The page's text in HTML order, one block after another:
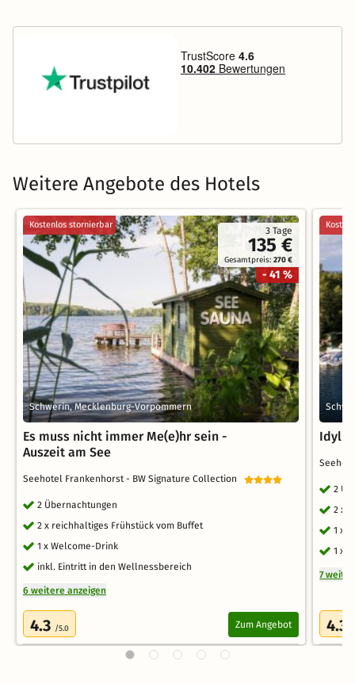
Weitere Angebote des Hotels
3 Tage
135 €
Gesamtpreis:270 €
- 41 %
Kostenlos stornierbar
Schwerin, Mecklenburg-Vorpommern
Es muss nicht immer Me(e)hr sein -
Auszeit am See
Seehotel Frankenhorst - BW Signature Collection
2 Übernachtungen
2 x reichhaltiges Frühstück vom Buffet
1 x Welcome-Drink
inkl. Eintritt in den Wellnessbereich
6 weitere anzeigen
4.3 /5.0 Zum Angebot
Idylle
2
2 x
1 x
1 x
7
4.3